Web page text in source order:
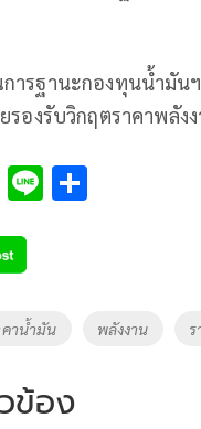
ารฐานะกองทุนน้ำมัน
รองรับวิกฤตราคาพลั
C
p
y
Li
k
Li
าน้ำมัน พลังงาน
ข้อง